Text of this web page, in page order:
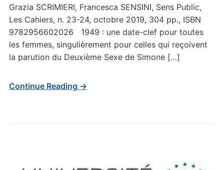
Grazia SCRIMIERI, Francesca SENSINI, Sens Public,
Les Cahiers, n. 23-24, octobre 2019, 304 pp., ISBN
9782956602026 1949 : une date-clef pour toutes
les femmes, singulièrement pour celles qui reçoivent
la parution du Deuxième Sexe de Simone […]
Continue Reading →